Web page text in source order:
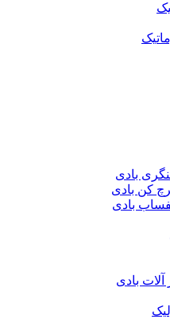
بادی
کن بادی
بادی
آلات بادی